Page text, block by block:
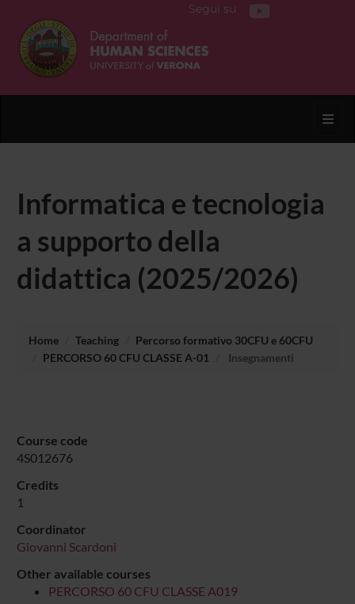
Segui su
Informatica e tecnologia
a supporto della
didattica (2025/2026)
Home Teaching
Percorso formativo 30CFU e 60CFU
PERCORSO 60 CFU CLASSE A-01
Insegnamenti
Course code
4S012676
Credits
1
Coordinator
Giovanni Scardoni
Other available courses
PERCORSO 60 CFU CLASSE A019